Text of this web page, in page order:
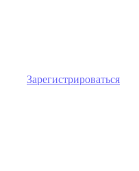
Зарегистрироваться